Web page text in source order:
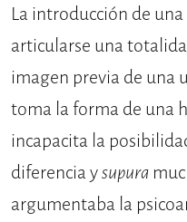
La introducción de
articularse una
imagen previa de una
toma la forma de una
incapacita la
diferencia ysupura
argumentaba la